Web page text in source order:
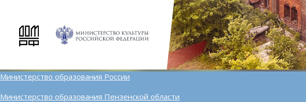
Министерство образования России
Министерство образования Пензенской области